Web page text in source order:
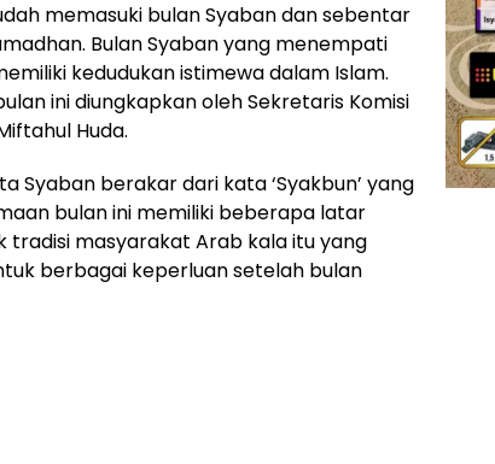
memasuki bulan Syaban dan sebentar
Bulan Syaban yang menempati
kedudukan istimewa dalam Islam.
ini diungkapkan oleh Sekretaris Komisi
Huda.
Syaban berakar dari kata ‘Syakbun’ yang
bulan ini memiliki beberapa latar
tradisi masyarakat Arab kala itu yang
berbagai keperluan setelah bulan